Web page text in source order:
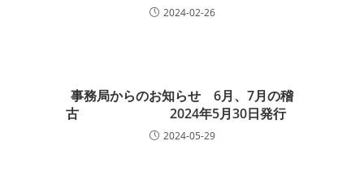
2024-02-26
事務局からのお知らせ 6月、7月の稽
古 2024年5月30日発行
2024-05-29